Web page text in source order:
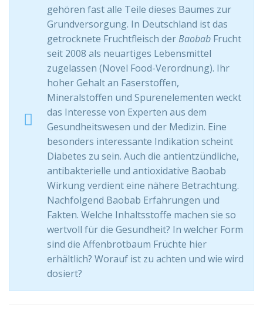
gehören fast alle Teile dieses Baumes zur
Grundversorgung. In Deutschland ist das
getrocknete Fruchtfleisch derBaobab Frucht
seit 2008 als neuartiges Lebensmittel
zugelassen (Novel Food-Verordnung). Ihr
hoher Gehalt an Faserstoffen,
Mineralstoffen und Spurenelementen weckt
das Interesse von Experten aus dem
Gesundheitswesen und der Medizin. Eine
besonders interessante Indikation scheint
Diabetes zu sein. Auch die antientzündliche,
antibakterielle und antioxidative Baobab
Wirkung verdient eine nähere Betrachtung.
Nachfolgend Baobab Erfahrungen und
Fakten. Welche Inhaltsstoffe machen sie so
wertvoll für die Gesundheit? In welcher Form
sind die Affenbrotbaum Früchte hier
erhältlich? Worauf ist zu achten und wie wird
dosiert?